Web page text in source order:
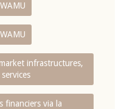
infrastructures,
financiers via la